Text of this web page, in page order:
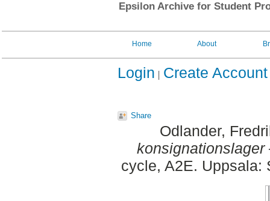
Epsilon Archive for Student
Home About
Login Create Account
Share
Odlander,
cycle, A2E. Uppsala: